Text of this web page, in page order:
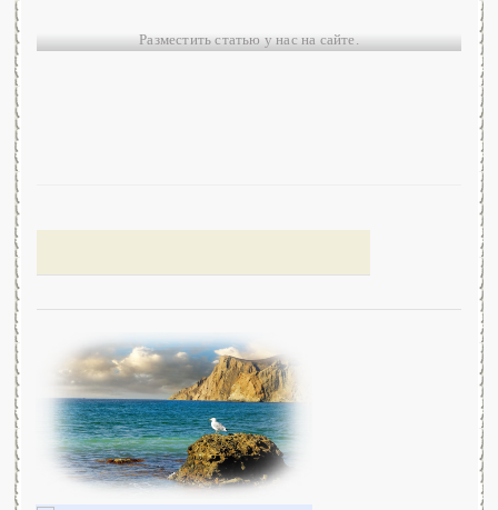
Разместить статью у нас на сайте.